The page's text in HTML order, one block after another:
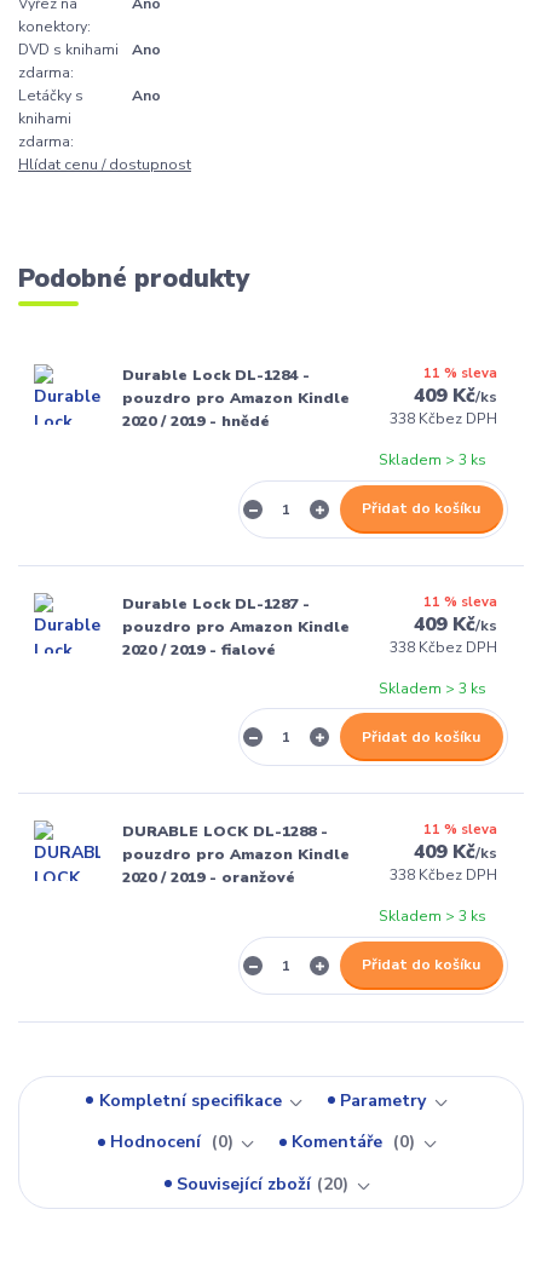
Výřez na
konektory:
Ano
DVD s knihami
zdarma:
Ano
Letáčky s
knihami
zdarma:
Ano
Hlídat cenu / dostupnost
Podobné produkty
Durable Lock DL-1284 -
pouzdro pro Amazon Kindle
2020 / 2019 - hnědé
11 % sleva
409 Kč/ks
338 Kčbez DPH
Skladem > 3 ks
Přidat do košíku
Durable Lock DL-1287 -
pouzdro pro Amazon Kindle
2020 / 2019 - fialové
11 % sleva
409 Kč/ks
338 Kčbez DPH
Skladem > 3 ks
Přidat do košíku
DURABLE LOCK DL-1288 -
pouzdro pro Amazon Kindle
2020 / 2019 - oranžové
11 % sleva
409 Kč/ks
338 Kčbez DPH
Skladem > 3 ks
Přidat do košíku
Kompletní specifikace
Parametry
Hodnocení
0 Komentáře
0
Související zboží 20